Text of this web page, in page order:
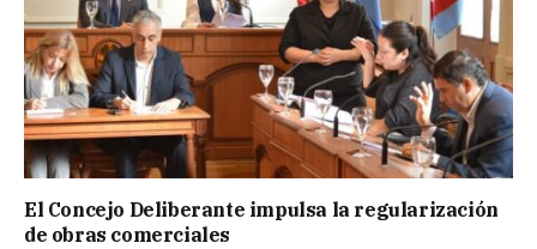
El Concejo Deliberante impulsa la regularización
de obras comerciales